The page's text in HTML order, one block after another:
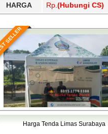
HARGA Rp. (Hubungi CS)
SELLER
Harga Tenda Limas Surabaya